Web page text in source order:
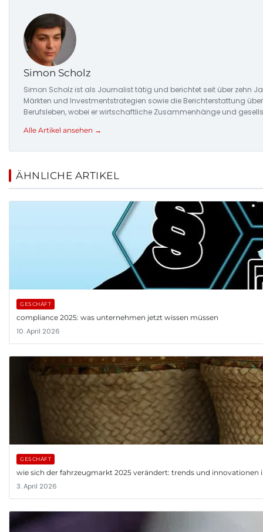
Simon Scholz
Simon Scholz ist als Journalist tätig und berichtet seit über zehn
Märkten und Investmentstrategien sowie die Berichterstattung
Berufsleben, wobei er wirtschaftliche Zusammenhänge und
Alle Artikel ansehen →
ÄHNLICHE ARTIKEL
GESCHÄFT
compliance 2025: was unternehmen jetzt wissen müssen
10. April 2026
GESCHÄFT
wie sich der fahrzeugmarkt 2025 verändert: trends und innovationen
3. April 2026